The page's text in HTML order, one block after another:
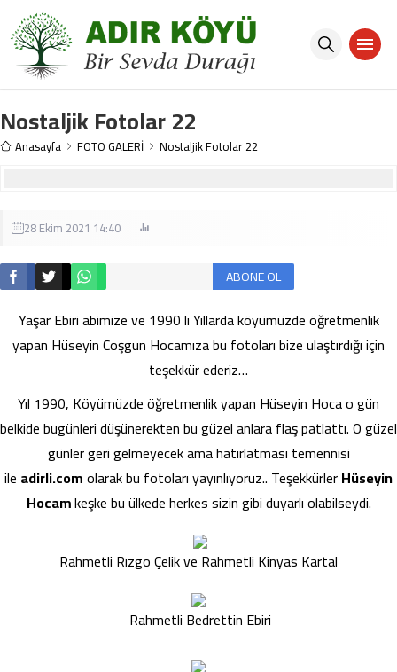
Nostaljik Fotolar 22
Anasayfa FOTO GALERİ Nostaljik Fotolar 22
28 Ekim 2021 14:40
ABONE OL
Yaşar Ebiri abimize ve 1990 lı Yıllarda köyümüzde öğretmenlik
yapan Hüseyin Coşgun Hocamıza bu fotoları bize ulaştırdığı için
teşekkür ederiz…
Yıl 1990, Köyümüzde öğretmenlik yapan Hüseyin Hoca o gün
belkide bugünleri düşünerekten bu güzel anlara flaş patlattı. O güzel
günler geri gelmeyecek ama hatırlatması temennisi
ile adirli.comolarak bu fotoları yayınlıyoruz.. TeşekkürlerHüseyin
Hocamkeşke bu ülkede herkes sizin gibi duyarlı olabilseydi.
Rahmetli Rızgo Çelik ve Rahmetli Kinyas Kartal
Rahmetli Bedrettin Ebiri